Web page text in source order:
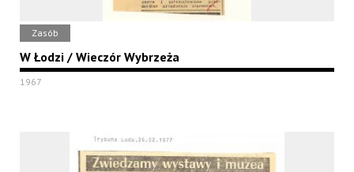
Zasób
W Łodzi / Wieczór Wybrzeża
1967